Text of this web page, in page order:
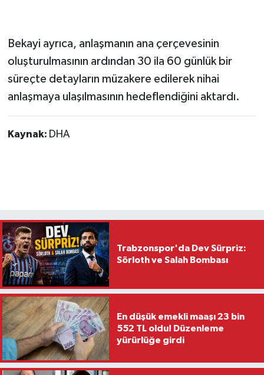
Bekayi ayrıca, anlaşmanın ana çerçevesinin
oluşturulmasının ardından 30 ila 60 günlük bir
süreçte detayların müzakere edilerek nihai
anlaşmaya ulaşılmasının hedeflendiğini aktardı.
Kaynak: DHA
Trabzonspor'da Dev Sürpriz:
Sörloth ve Salah Bombası
En düşük emekli maaşı 23 bin
552 TL oldu! Düzenleme
yürürlüğe girdi